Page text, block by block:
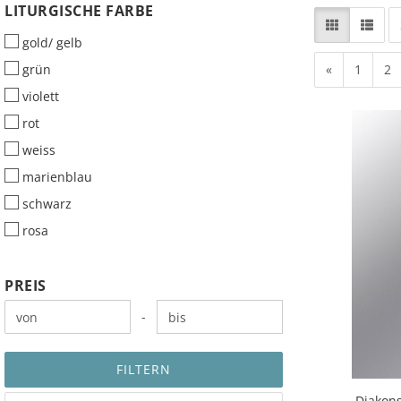
« 1 2
LITURGISCHE
LITURGISCHE FARBE
gold/ gelb
grün
violett
rot
weiss
marienblau
schwarz
rosa
PREIS
Preis bis -
FILTERN